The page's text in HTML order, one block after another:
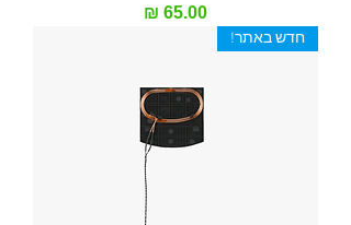
מחיר
חדש באתר!